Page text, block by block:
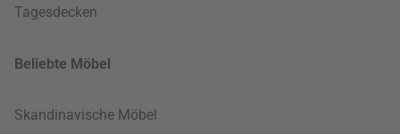
Tagesdecken
Beliebte Möbel
Skandinavische Möbel